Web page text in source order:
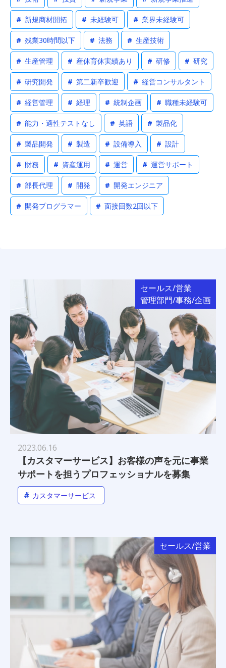
# 新規商材開拓 # 未経験可 # 業界未経験可
# 残業30時間以下 # 法務 # 生産技術
# 生産管理 # 産休育休実績あり # 研修 # 研究
# 研究開発 # 第二新卒歓迎 # 経営コンサルタント
# 経営管理 # 経理 # 統制企画 # 職種未経験可
# 能力・適性テストなし # 英語 # 製品化
# 製品開発 # 製造 # 設備導入 # 設計
# 財務 # 資産運用 # 運営 # 運営サポート
# 部長代理 # 開発 # 開発エンジニア
# 開発プログラマー # 面接回数2回以下
セールス/営業
管理部門/事務/企画
2023.06.16
【カスタマーサービス】お客様の声を元に事業
サポートを担うプロフェッショナルを募集
# カスタマーサービス
セールス/営業